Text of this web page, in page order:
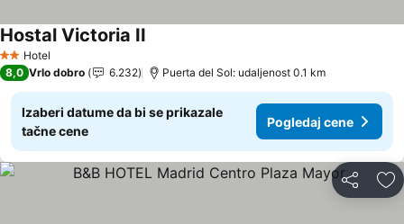
2 Zvezdice
Hotel
Hostal Victoria II
8,0 Vrlo dobro 6.232 Puerta del Sol: udaljenost 0.1 km
Izaberi datume da bi se prikazale
tačne cene
Pogledaj cene
Deli